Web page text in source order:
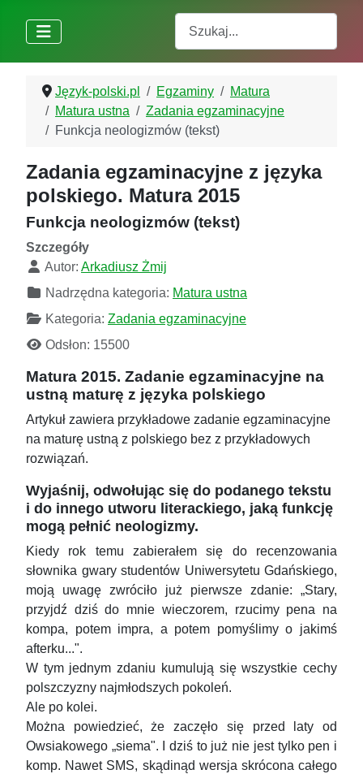
Język-polski.pl Egzaminy
Matura
Matura ustna
Zadania egzaminacyjne
Funkcja neologizmów (tekst)
Zadania egzaminacyjne z języka
polskiego. Matura 2015
Funkcja neologizmów (tekst)
Szczegóły
Autor: Arkadiusz Żmij
Nadrzędna kategoria: Matura ustna
Kategoria: Zadania egzaminacyjne
Odsłon: 15500
Matura 2015. Zadanie egzaminacyjne na
ustną maturę z języka polskiego
Artykuł zawiera przykładowe zadanie egzaminacyjne
na maturę ustną z polskiego bez z przykładowych
rozwiązań.
Wyjaśnij, odwołując się do podanego tekstu
i do innego utworu literackiego, jaką funkcję
mogą pełnić neologizmy.
Kiedy rok temu zabierałem się do recenzowania
słownika gwary studentów Uniwersytetu Gdańskiego,
moją uwagę zwróciło już pierwsze zdanie: „Stary,
przyjdź dziś do mnie wieczorem, rzucimy pena na
kompa, potem impra, a potem pomyślimy o jakimś
afterku...".
W tym jednym zdaniu kumulują się wszystkie cechy
polszczyzny najmłodszych pokoleń.
Ale po kolei.
Można powiedzieć, że zaczęło się przed laty od
Owsiakowego „siema". I dziś to już nie jest tylko pen i
komp. Nawet SMS, skądinąd wersja skrócona całego